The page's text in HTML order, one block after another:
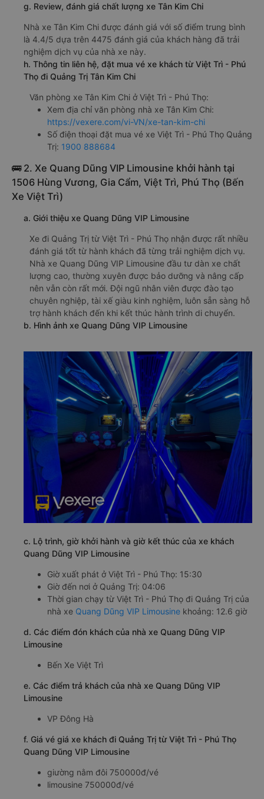
g. Review, đánh giá chất lượng xe Tân Kim Chi
Nhà xe Tân Kim Chi được đánh giá với số điểm trung bình
là 4.4/5 dựa trên 4475 đánh giá của khách hàng đã trải
nghiệm dịch vụ của nhà xe này.
h. Thông tin liên hệ, đặt mua vé xe khách từ Việt Trì - Phú
Thọ đi Quảng Trị Tân Kim Chi
Văn phòng xe Tân Kim Chi ở Việt Trì - Phú Thọ:
Xem địa chỉ văn phòng nhà xe Tân Kim Chi:
https://vexere.com/vi-VN/xe-tan-kim-chi
Số điện thoại đặt mua vé xe Việt Trì - Phú Thọ Quảng
Trị: 1900 888684
🚌 2. Xe Quang Dũng VIP Limousine khởi hành tại
1506 Hùng Vương, Gia Cẩm, Việt Trì, Phú Thọ (Bến
Xe Việt Trì)
a. Giới thiệu xe Quang Dũng VIP Limousine
Xe đi Quảng Trị từ Việt Trì - Phú Thọ nhận được rất nhiều
đánh giá tốt từ hành khách đã từng trải nghiệm dịch vụ.
Nhà xe Quang Dũng VIP Limousine đầu tư dàn xe chất
lượng cao, thường xuyên được bảo dưỡng và nâng cấp
nên vẫn còn rất mới. Đội ngũ nhân viên được đào tạo
chuyên nghiệp, tài xế giàu kinh nghiệm, luôn sẵn sàng hỗ
trợ hành khách đến khi kết thúc hành trình di chuyển.
b. Hình ảnh xe Quang Dũng VIP Limousine
c. Lộ trình, giờ khởi hành và giờ kết thúc của xe khách
Quang Dũng VIP Limousine
Giờ xuất phát ở Việt Trì - Phú Thọ: 15:30
Giờ đến nơi ở Quảng Trị: 04:06
Thời gian chạy từ Việt Trì - Phú Thọ đi Quảng Trị của
nhà xe Quang Dũng VIP Limousine khoảng: 12.6 giờ
d. Các điểm đón khách của nhà xe Quang Dũng VIP
Limousine
Bến Xe Việt Trì
e. Các điểm trả khách của nhà xe Quang Dũng VIP
Limousine
VP Đông Hà
f. Giá vé giá xe khách đi Quảng Trị từ Việt Trì - Phú Thọ
Quang Dũng VIP Limousine
giường nằm đôi 750000đ/vé
limousine 750000đ/vé